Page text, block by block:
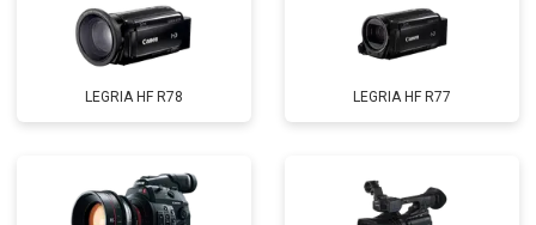
LEGRIA HF R78 LEGRIA HF R77